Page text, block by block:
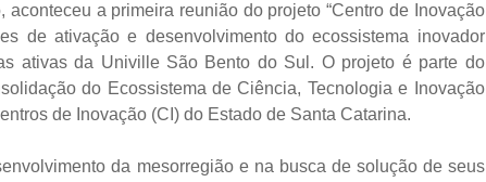
aconteceu a primeira reunião do projeto “Centro de Inovação
de ativação e desenvolvimento do ecossistema inovador
ativas da Univille São Bento do Sul. O projeto é parte do
do Ecossistema de Ciência, Tecnologia e Inovação
de Inovação (CI) do Estado de Santa Catarina.
da mesorregião e na busca de solução de seus